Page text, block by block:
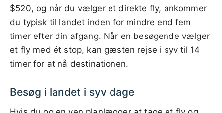
$520, og når du vælger et direkte fly, ankommer
du typisk til landet inden for mindre end fem
timer efter din afgang. Når en besøgende vælger
et fly med ét stop, kan gæsten rejse i syv til 14
timer for at nå destinationen.
Besøg i landet i syv dage